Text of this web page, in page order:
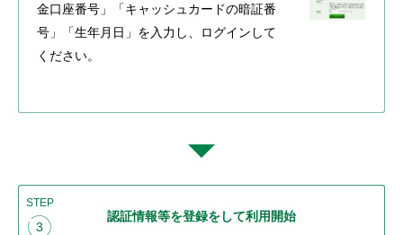
金口座番号」「キャッシュカードの暗証番
号」「生年月日」を入力し、ログインして
ください。
STEP
3
認証情報等を登録をして利用開始